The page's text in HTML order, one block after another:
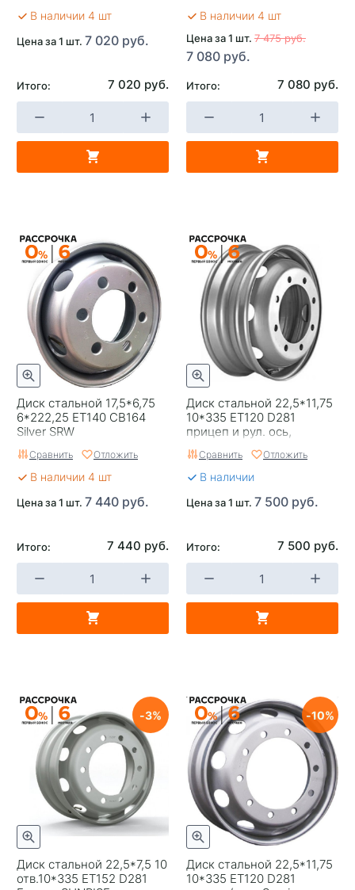
В наличии 4 шт
Цена за 1 шт. 7 020 руб.
Итого: 7 020 руб.
В наличии 4 шт
Цена за 1 шт. 7 475 руб.
7 080 руб.
Итого: 7 080 руб.
Диск стальной 17,5*6,75
6*222,25 ET140 CB164
Silver SRW
Сравнить Отложить
В наличии 4 шт
Цена за 1 шт. 7 440 руб.
Итого: 7 440 руб.
Диск стальной 22,5*11,75
10*335 EТ120 D281
прицеп и рул. ось,
дисковые тормоза
усиленный Wheel Power
Сравнить Отложить
В наличии
Цена за 1 шт. 7 500 руб.
Итого: 7 500 руб.
Диск стальной 22,5*7,5 10
отв.10*335 ET152 D281
3
Диск стальной 22,5*11,75
10*335 EТ120 D281
10